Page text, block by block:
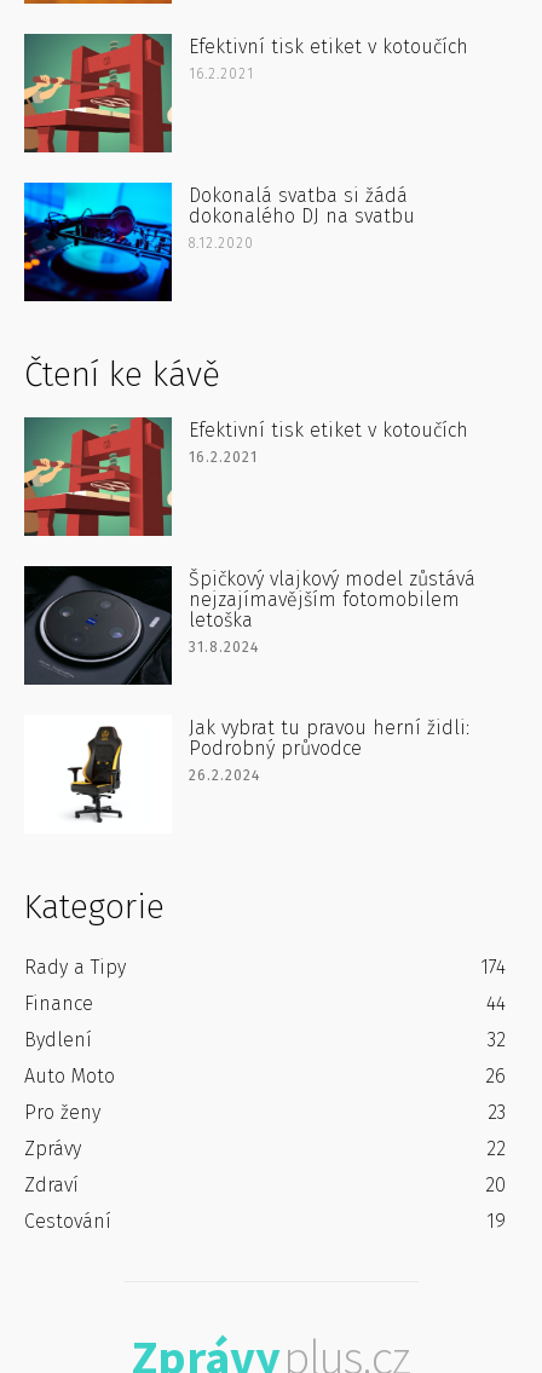
Efektivní tisk etiket v kotoučích
16.2.2021
Dokonalá svatba si žádá
dokonalého DJ na svatbu
8.12.2020
Čtení ke kávě
Efektivní tisk etiket v kotoučích
16.2.2021
Špičkový vlajkový model zůstává
nejzajímavějším fotomobilem
letoška
31.8.2024
Jak vybrat tu pravou herní židli:
Podrobný průvodce
26.2.2024
Kategorie
Rady a Tipy
174
Finance
44
Bydlení
32
Auto Moto
26
Pro ženy
23
Zprávy
22
Zdraví
20
Cestování
19
Zprávyplus.cz